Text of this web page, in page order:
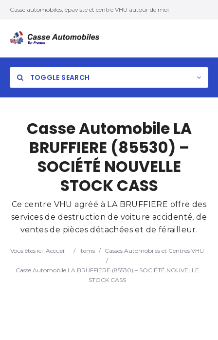
Casse automobiles, épaviste et centre VHU autour de moi
TOGGLE SEARCH
Search
Casse Automobile LA
BRUFFIERE (85530) –
SOCIÉTÉ NOUVELLE
STOCK CASS
Ce centre VHU agréé à LA BRUFFIERE offre des
services de destruction de voiture accidenté, de
ventes de pièces détachées et de férailleur.
Vous êtes ici :Accueil / Items / Casses Automobiles et Centres VHU
/
Casse Automobile LA BRUFFIERE (85530) – SOCIÉTÉ NOUVELLE
STOCK CASS